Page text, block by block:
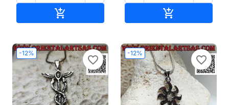
 
-12%
favorite_border
-12%
favorite_border